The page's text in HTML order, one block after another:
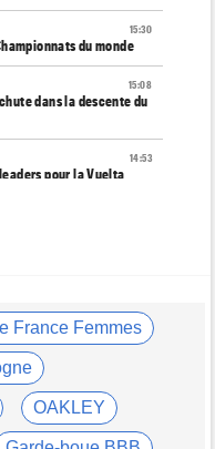
15:30
du monde
15:08
dans la descente du
14:53
pour la Vuelta
à cause d'éboulements
13:55
Urska Zigart
une étape"
France Femmes
OAKLEY